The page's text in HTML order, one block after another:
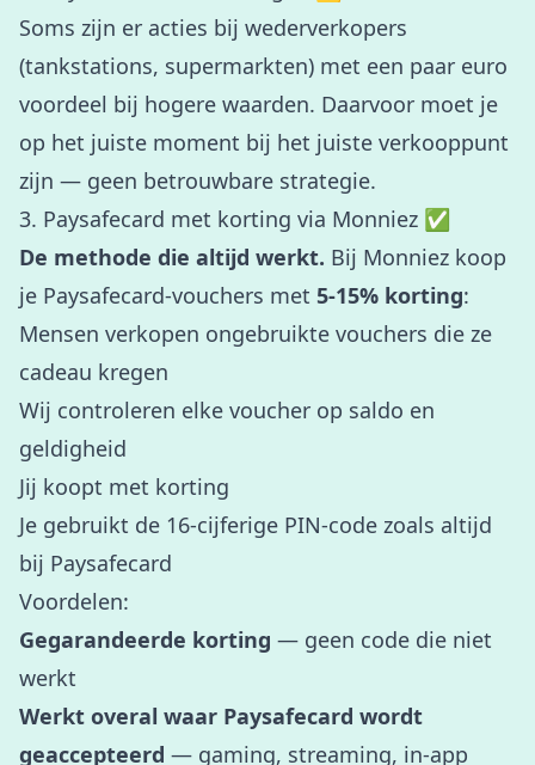
Soms zijn er acties bij wederverkopers
(tankstations, supermarkten) met een paar euro
voordeel bij hogere waarden. Daarvoor moet je
op het juiste moment bij het juiste verkooppunt
zijn — geen betrouwbare strategie.
3. Paysafecard met korting via Monniez ✅
De methode die altijd werkt. Bij Monniez koop
je Paysafecard-vouchers met 5-15% korting:
Mensen verkopen ongebruikte vouchers die ze
cadeau kregen
Wij controleren elke voucher op saldo en
geldigheid
Jij koopt met korting
Je gebruikt de 16-cijferige PIN-code zoals altijd
bij Paysafecard
Voordelen:
Gegarandeerde korting — geen code die niet
werkt
Werkt overal waar Paysafecard wordt
geaccepteerd — gaming, streaming, in-app